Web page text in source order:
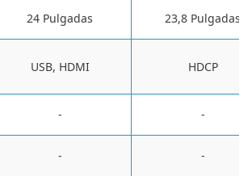
24 Pulgadas 23,8 Pulgadas
USB, HDMI HDCP
- -
- -